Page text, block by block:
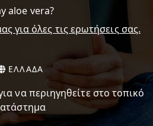
aloe vera?
για όλες τις ερωτήσεις σας.
ΕΛΛΑΔΑ
να περιηγηθείτε στο τοπικό